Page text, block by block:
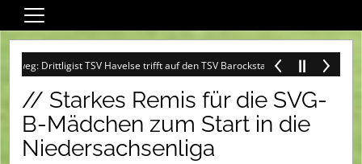
Wir über uns
Fußball
Darts
Sandweg-Special
Drittligist TSV Havelse trifft auf den TSV Barockstadt Fulda-Lehnerz +++
// Starkes Remis für die SVG-
B-Mädchen zum Start in die
Niedersachsenliga